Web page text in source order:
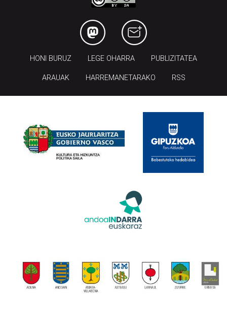
HONI BURUZ LEGE OHARRA PUBLIZITATEA
ARAUAK HARREMANETARAKO RSS